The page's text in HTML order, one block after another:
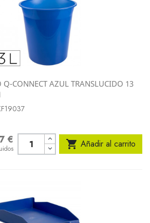
Q-CONNECT AZUL TRANSLUCIDO 13
€  Añadir al carrito